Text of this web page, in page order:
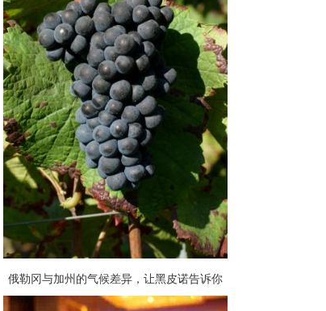
俄勒冈与加州的气候差异，让黑皮诺告诉你